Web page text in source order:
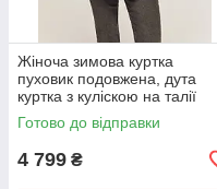
Жіноча зимова куртка
пуховик подовжена, дута
куртка з куліскою на талії
біопух до -20°C 44-48 розмір
молочна
Готово до відправки
4 799 ₴